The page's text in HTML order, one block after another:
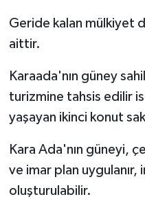
Geride kalan mülkiyet
aittir.
Karaada'nın güney
turizmine tahsis edilir
yaşayan ikinci konut
Kara Ada'nın güneyi,
ve imar plan
oluşturulabilir.